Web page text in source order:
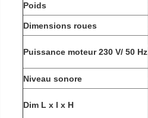
Poids
Dimensions roues
Puissance moteur 230 V/ 50 Hz
Niveau sonore
Dim L x l x H